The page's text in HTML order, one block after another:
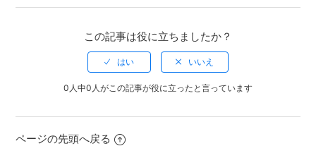
この記事は役に立ちましたか？
0人中0人がこの記事が役に立ったと言っています
ページの先頭へ戻る